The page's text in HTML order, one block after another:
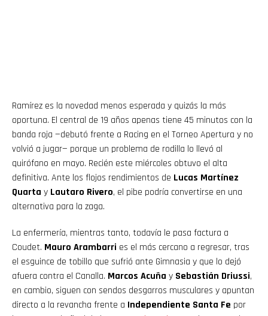
Ramírez es la novedad menos esperada y quizás la más
oportuna. El central de 19 años apenas tiene 45 minutos con la
banda roja —debutó frente a Racing en el Torneo Apertura y no
volvió a jugar— porque un problema de rodilla lo llevó al
quirófano en mayo. Recién este miércoles obtuvo el alta
definitiva. Ante los flojos rendimientos de Lucas Martínez
Quarta y Lautaro Rivero, el pibe podría convertirse en una
alternativa para la zaga.
La enfermería, mientras tanto, todavía le pasa factura a
Coudet. Mauro Arambarri es el más cercano a regresar, tras
el esguince de tobillo que sufrió ante Gimnasia y que lo dejó
afuera contra el Canalla. Marcos Acuña y Sebastián Driussi,
en cambio, siguen con sendos desgarros musculares y apuntan
directo a la revancha frente a Independiente Santa Fe por